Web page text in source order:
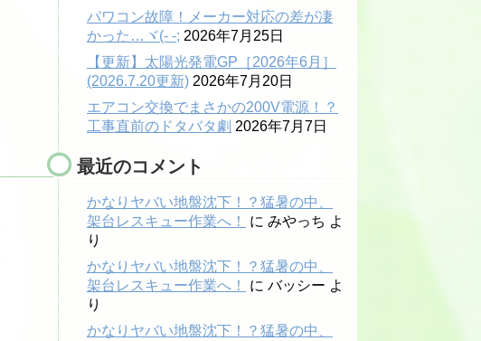
パワコン故障！メーカー対応の差が凄
かった…ヾ(- -; 2026年7月25日
【更新】太陽光発電GP［2026年6月］
(2026.7.20更新) 2026年7月20日
エアコン交換でまさかの200V電源！？
工事直前のドタバタ劇 2026年7月7日
最近のコメント
かなりヤバい地盤沈下！？猛暑の中、
架台レスキュー作業へ！
に みやっち よ
り
かなりヤバい地盤沈下！？猛暑の中、
架台レスキュー作業へ！
に バッシー よ
り
かなりヤバい地盤沈下！？猛暑の中、